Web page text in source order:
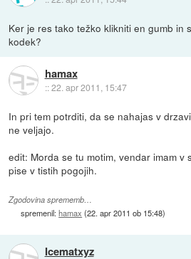
Ker je res tako težko klikniti en gumb in
kodek?
hamax
::22. apr 2011, 15:47
In pri tem potrditi, da se nahajas v
ne veljajo.
edit: Morda se tu motim, vendar imam v
pise v tistih pogojih.
Zgodovina sprememb…
spremenil:hamax (22. apr 2011 ob 15:48)
Icematxyz